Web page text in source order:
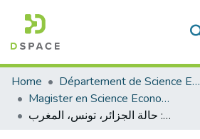
Communities & Collections
All of DSpace
Statistics
Home
Département de Science Economique
Magister en Science Economique
إدارة سعر الصرف و نظرية القدرة الشرائية دراسة قياسية : حالة الجزائر، تونس، المغرب